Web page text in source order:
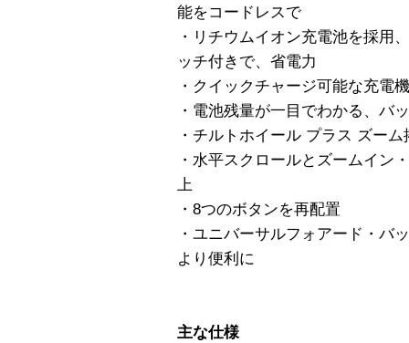
能をコードレスで
・リチウムイオン充電池を採用
ッチ付きで、省電力
・クイックチャージ可能な充電
・電池残量が一目でわかる、バ
・チルトホイール プラス ズーム
・水平スクロールとズームイン
上
・8つのボタンを再配置
・ユニバーサルフォアード・バ
より便利に
主な仕様